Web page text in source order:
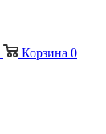
Корзина 0